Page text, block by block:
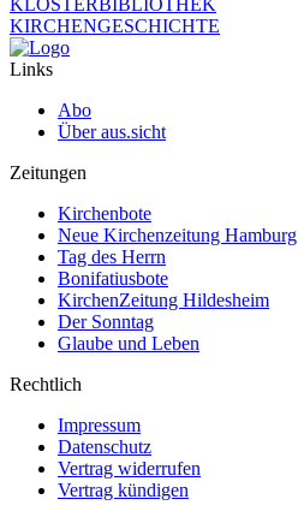
KIRCHENGESCHICHTE
Links
Abo
Über aus.sicht
Zeitungen
Kirchenbote
Neue Kirchenzeitung Hamburg
Tag des Herrn
Bonifatiusbote
KirchenZeitung Hildesheim
Der Sonntag
Glaube und Leben
Rechtlich
Impressum
Datenschutz
Vertrag widerrufen
Vertrag kündigen